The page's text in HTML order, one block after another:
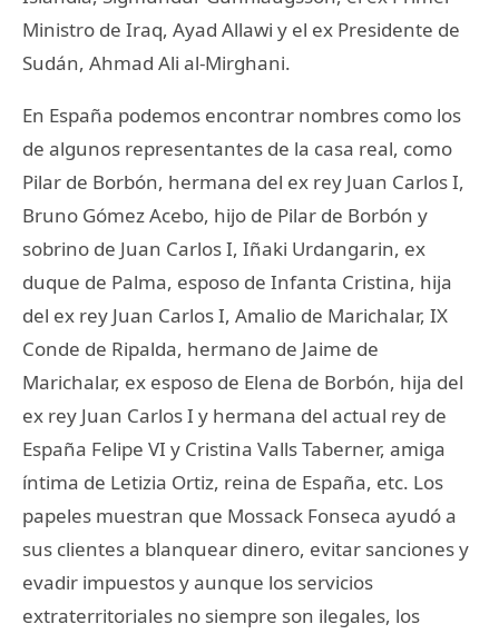
Ministro de Iraq, Ayad Allawi y el ex Presidente de
Sudán, Ahmad Ali al-Mirghani.
En España podemos encontrar nombres como los
de algunos representantes de la casa real, como
Pilar de Borbón, hermana del ex rey Juan Carlos I,
Bruno Gómez Acebo, hijo de Pilar de Borbón y
sobrino de Juan Carlos I, Iñaki Urdangarin, ex
duque de Palma, esposo de Infanta Cristina, hija
del ex rey Juan Carlos I, Amalio de Marichalar, IX
Conde de Ripalda, hermano de Jaime de
Marichalar, ex esposo de Elena de Borbón, hija del
ex rey Juan Carlos I y hermana del actual rey de
España Felipe VI y Cristina Valls Taberner, amiga
íntima de Letizia Ortiz, reina de España, etc. Los
papeles muestran que Mossack Fonseca ayudó a
sus clientes a blanquear dinero, evitar sanciones y
evadir impuestos y aunque los servicios
extraterritoriales no siempre son ilegales, los